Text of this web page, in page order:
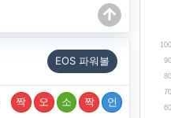
EOS 파워볼
짝 오 소 짝 언 60
70
80
90
100